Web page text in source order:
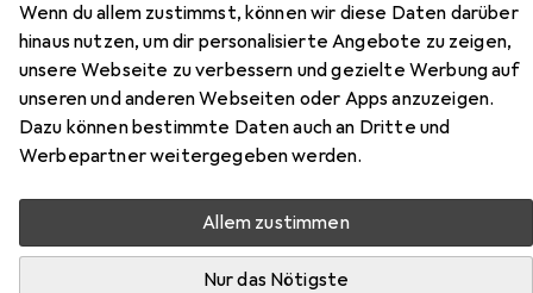
Wenn du allem zustimmst, können wir diese Daten darüber
hinaus nutzen, um dir personalisierte Angebote zu zeigen,
unsere Webseite zu verbessern und gezielte Werbung auf
unseren und anderen Webseiten oder Apps anzuzeigen.
Dazu können bestimmte Daten auch an Dritte und
Werbepartner weitergegeben werden.
Allem zustimmen
Nur das Nötigste
Zubehör für Spelsberg TK
Kunststoffgehäuse aus
schlagfestem Polystyrol
Spelsberg TK Kunststoffgehäuse aus schlagfestem
Gehäuse.